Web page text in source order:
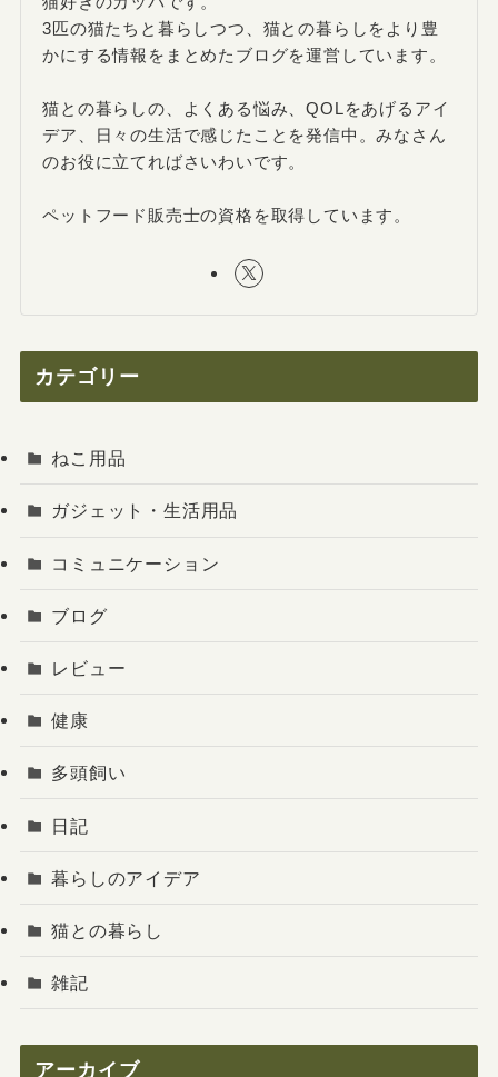
3匹の猫たちと暮らしつつ、猫との暮らしをより豊
かにする情報をまとめたブログを運営しています。
猫との暮らしの、よくある悩み、QOLをあげるアイ
デア、日々の生活で感じたことを発信中。みなさん
のお役に立てればさいわいです。
ペットフード販売士の資格を取得しています。
カテゴリー
ねこ用品
ガジェット・生活用品
コミュニケーション
ブログ
レビュー
健康
多頭飼い
日記
暮らしのアイデア
猫との暮らし
雑記
アーカイブ